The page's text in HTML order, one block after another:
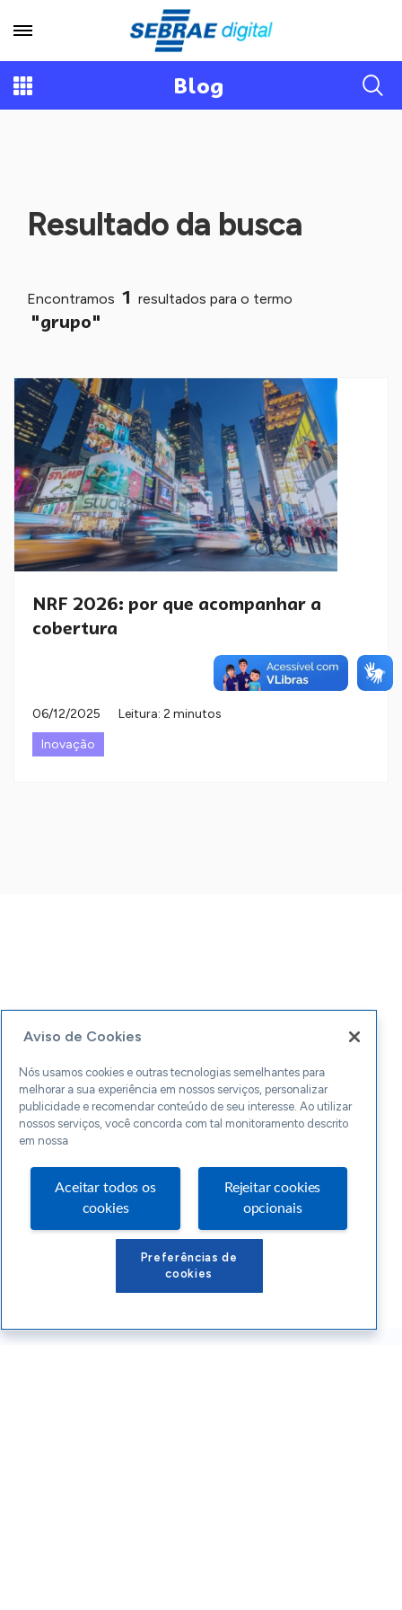
Blog
Resultado da busca
Encontramos 1 resultados para o termo
"grupo"
NRF 2026: por que acompanhar a
cobertura
06/12/2025
Leitura: 2 minutos
Inovação
Aviso de Cookies
Nós usamos cookies e outras tecnologias semelhantes para
melhorar a sua experiência em nossos serviços, personalizar
publicidade e recomendar conteúdo de seu interesse. Ao utilizar
nossos serviços, você concorda com tal monitoramento descrito
em nossa
Aceitar todos os
cookies
Rejeitar cookies
opcionais
Preferências de
cookies